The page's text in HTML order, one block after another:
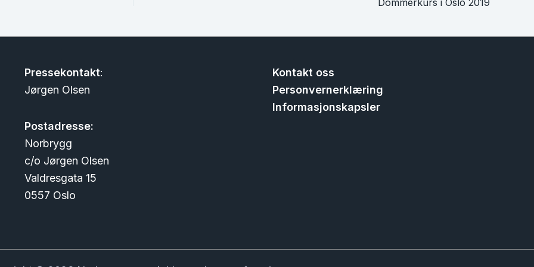
Dommerkurs i Oslo 2019
Pressekontakt:
Jørgen Olsen
Postadresse:
Norbrygg
c/o Jørgen Olsen
Valdresgata 15
0557 Oslo
Kontakt oss
Personvernerklæring
Informasjonskapsler